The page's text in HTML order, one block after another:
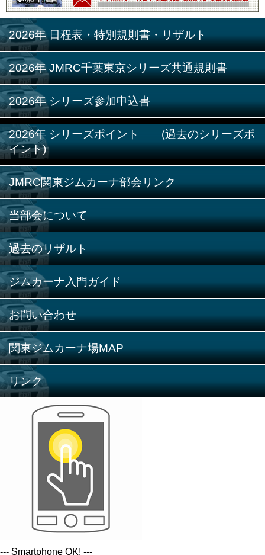
2026年 日程表・特別規則書・リザルト
2026年 JMRC千葉東京シリーズ共通規則書
2026年 シリーズ参加申込書
2026年 シリーズポイント (過去のシリーズポ
イント)
JMRC関東ジムカーナ部会リンク
当部会について
過去のリザルト
ジムカーナ入門ガイド
お問い合わせ
関東ジムカーナ場MAP
リンク
--- Smartphone OK! ---